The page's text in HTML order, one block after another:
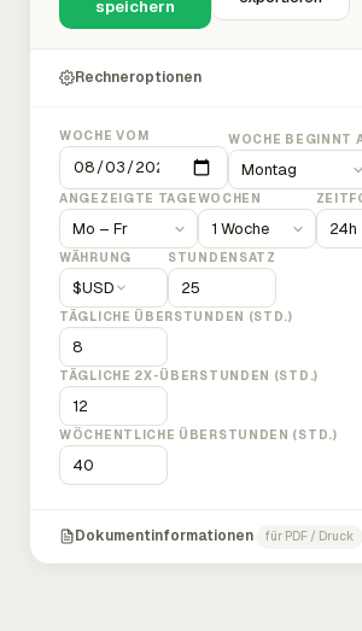
speichern
Rechneroptionen
WOCHE VOM WOCHE BEGINNT
ANGEZEIGTE TAGEWOCHEN
WÄHRUNG
$USD
STUNDENSATZ
TÄGLICHE ÜBERSTUNDEN (STD.)
TÄGLICHE 2X-ÜBERSTUNDEN (STD.)
WÖCHENTLICHE ÜBERSTUNDEN (STD.)
Dokumentinformationen für PDF / Druck